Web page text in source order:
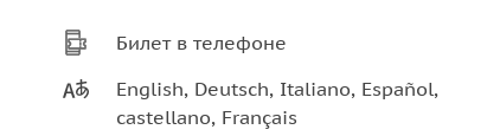
Билет в телефоне
English, Deutsch, Italiano, Español,
castellano, Français